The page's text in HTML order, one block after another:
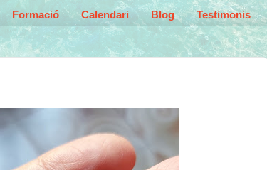
Formació Calendari Blog Testimonis